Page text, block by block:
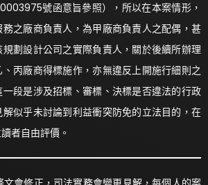
號函意旨參照），所以在本案情形，
之廠商負責人，為甲廠商負責人之配偶，甚
劃設計公司之實際負責人，關於後續所辦理
丙廠商得標施作，亦無違反上開施行細則之
段是涉及招標、審標、決標是否違法的行政
似乎未討論到利益衝突防免的立法目的，在
者自由評價。